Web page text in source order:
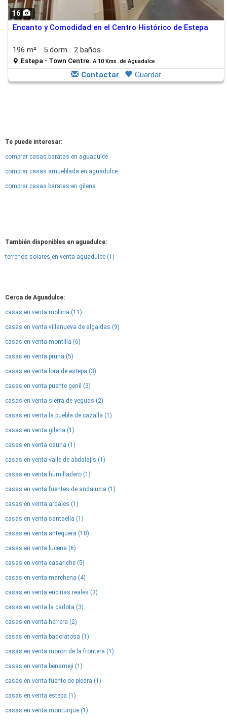
16
Encanto y Comodidad en el Centro Histórico de Estepa
196 m² 5 dorm. 2 baños
Estepa - Town Centre. A 10 Kms. de Aguadulce
Contactar Guardar
Te puede interesar:
comprar casas baratas en aguadulce
comprar casas amueblada en aguadulce
comprar casas baratas en gilena
También disponibles en aguadulce:
terrenos solares en venta aguadulce (1)
Cerca de Aguadulce:
casas en venta mollina (11)
casas en venta villanueva de algaidas (9)
casas en venta montilla (6)
casas en venta pruna (5)
casas en venta lora de estepa (3)
casas en venta puente genil (3)
casas en venta sierra de yeguas (2)
casas en venta la puebla de cazalla (1)
casas en venta gilena (1)
casas en venta osuna (1)
casas en venta valle de abdalajis (1)
casas en venta humilladero (1)
casas en venta fuentes de andalucia (1)
casas en venta ardales (1)
casas en venta santaella (1)
casas en venta antequera (10)
casas en venta lucena (6)
casas en venta casariche (5)
casas en venta marchena (4)
casas en venta encinas reales (3)
casas en venta la carlota (3)
casas en venta herrera (2)
casas en venta badolatosa (1)
casas en venta moron de la frontera (1)
casas en venta benameji (1)
casas en venta fuente de piedra (1)
casas en venta estepa (1)
casas en venta monturque (1)